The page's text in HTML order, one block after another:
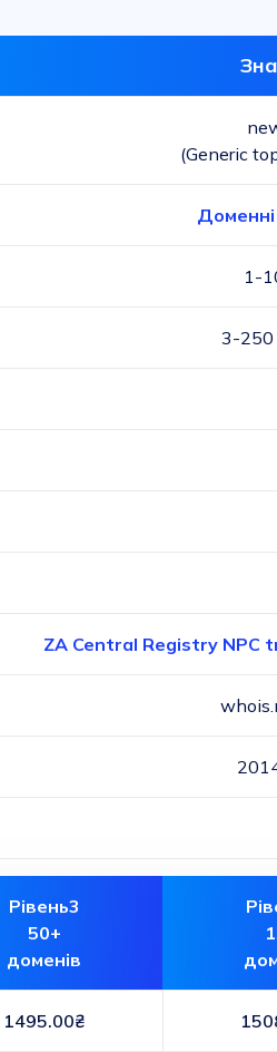
(Generic
1-
3-250
ZA Central Registry NPC
Рівень3
50+
доменів
1495.00₴